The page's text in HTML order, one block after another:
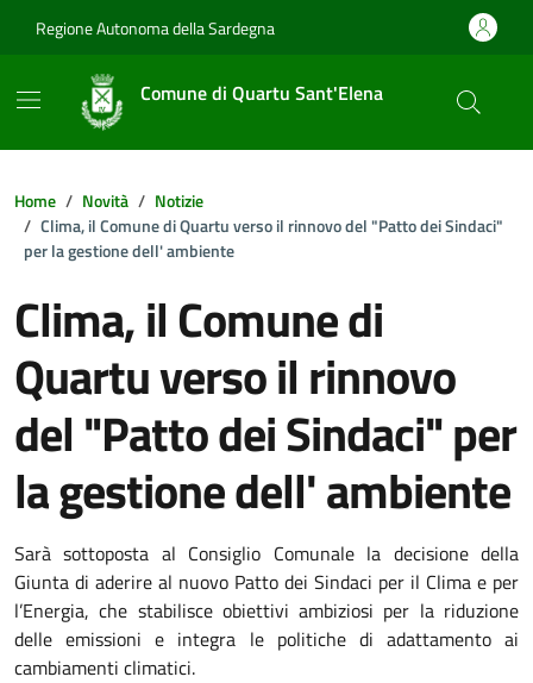
Regione Autonoma della Sardegna
Comune di Quartu Sant'Elena
Home Novità
Notizie
Clima, il Comune di Quartu verso il rinnovo del "Patto dei Sindaci"
per la gestione dell' ambiente
Clima, il Comune di
Quartu verso il rinnovo
del "Patto dei Sindaci" per
la gestione dell' ambiente
Dettagli della notizia
Sarà sottoposta al Consiglio Comunale la decisione della
Giunta di aderire al nuovo Patto dei Sindaci per il Clima e per
l’Energia, che stabilisce obiettivi ambiziosi per la riduzione
delle emissioni e integra le politiche di adattamento ai
cambiamenti climatici.